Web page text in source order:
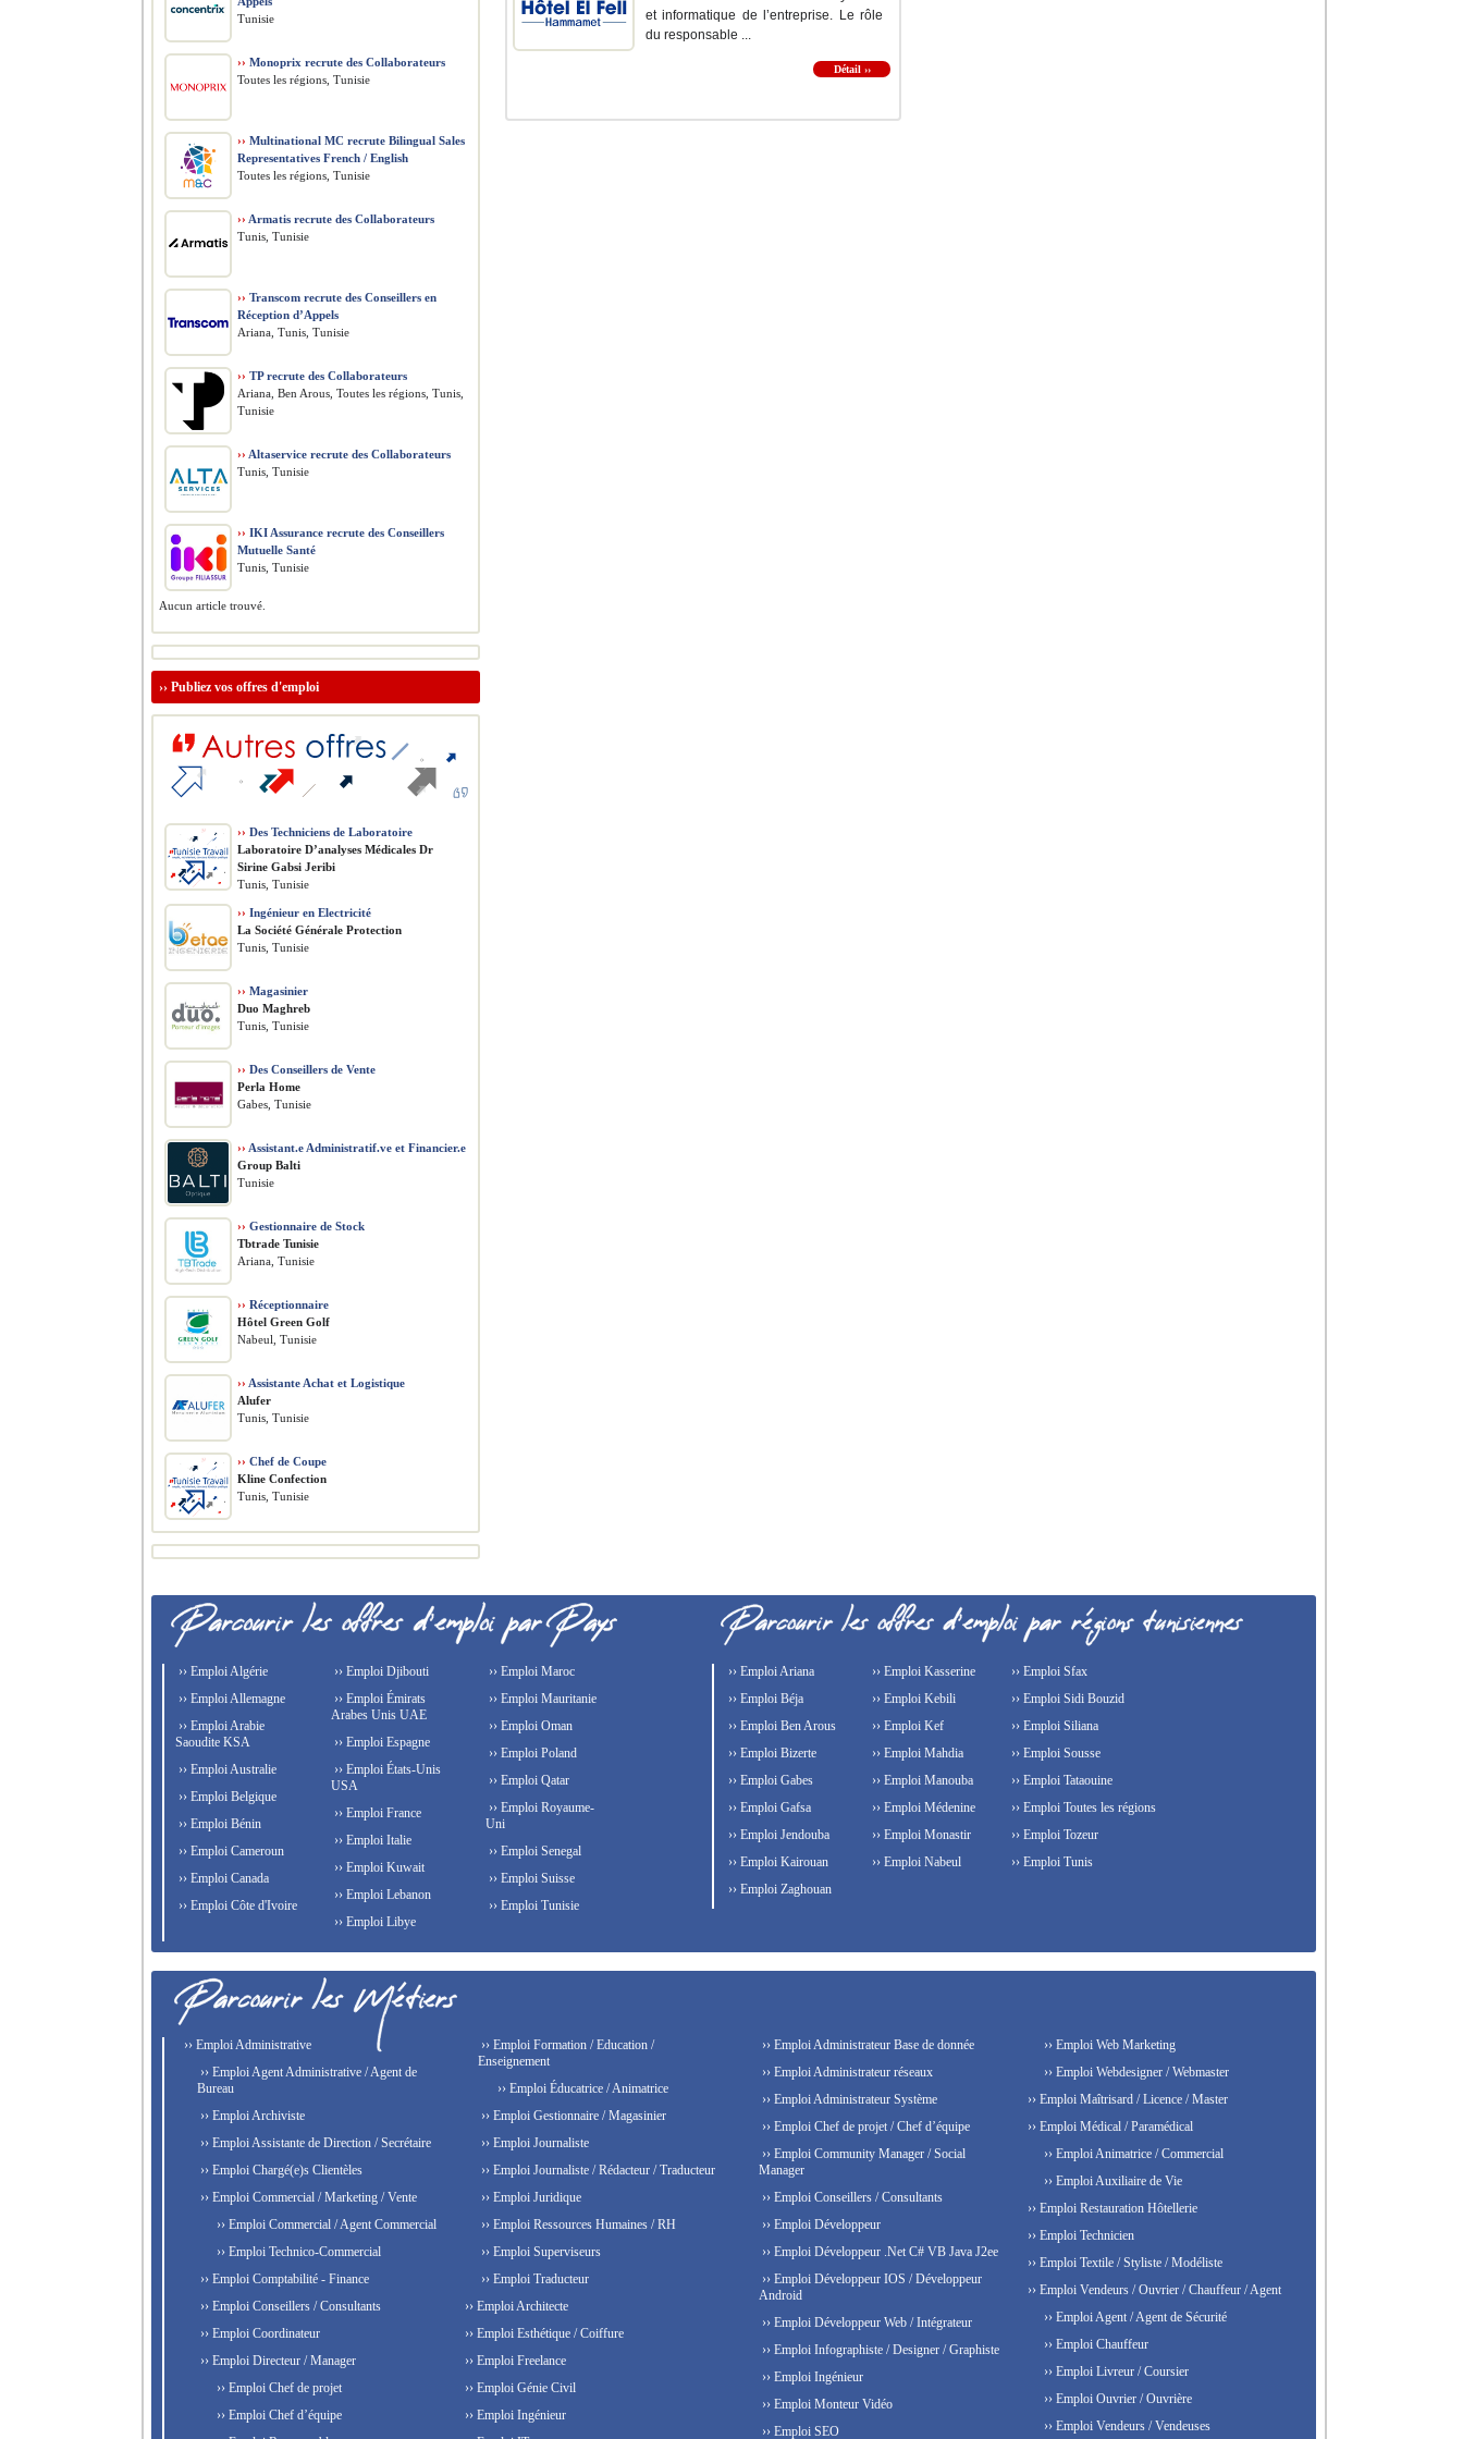
et informatique de l’entreprise. Le rôle
du responsable ...
Détail ››
Tunisie
›› Monoprix recrute des Collaborateurs
Toutes les régions, Tunisie
›› Multinational MC recrute Bilingual Sales
Representatives French / English
Toutes les régions, Tunisie
›› Armatis recrute des Collaborateurs
Tunis, Tunisie
›› Transcom recrute des Conseillers en
Réception d’Appels
Ariana, Tunis, Tunisie
›› TP recrute des Collaborateurs
Ariana, Ben Arous, Toutes les régions, Tunis,
Tunisie
›› Altaservice recrute des Collaborateurs
Tunis, Tunisie
›› IKI Assurance recrute des Conseillers
Mutuelle Santé
Tunis, Tunisie
Aucun article trouvé.
›› Publiez vos offres d'emploi
›› Des Techniciens de Laboratoire
Laboratoire D’analyses Médicales Dr
Sirine Gabsi Jeribi
Tunis, Tunisie
›› Ingénieur en Electricité
La Société Générale Protection
Tunis, Tunisie
›› Magasinier
Duo Maghreb
Tunis, Tunisie
›› Des Conseillers de Vente
Perla Home
Gabes, Tunisie
›› Assistant.e Administratif.ve et Financier.e
Group Balti
Tunisie
›› Gestionnaire de Stock
Tbtrade Tunisie
Ariana, Tunisie
›› Réceptionnaire
Hôtel Green Golf
Nabeul, Tunisie
›› Assistante Achat et Logistique
Alufer
Tunis, Tunisie
›› Chef de Coupe
Kline Confection
Tunis, Tunisie
›› Emploi Algérie
›› Emploi Allemagne
›› Emploi Arabie
Saoudite KSA
›› Emploi Australie
›› Emploi Belgique
›› Emploi Bénin
›› Emploi Cameroun
›› Emploi Canada
›› Emploi Côte d'Ivoire
›› Emploi Djibouti
›› Emploi Émirats
Arabes Unis UAE
›› Emploi Espagne
›› Emploi États-Unis
USA
›› Emploi France
›› Emploi Italie
›› Emploi Kuwait
›› Emploi Lebanon
›› Emploi Libye
›› Emploi Maroc
›› Emploi Mauritanie
›› Emploi Oman
›› Emploi Poland
›› Emploi Qatar
›› Emploi Royaume-
Uni
›› Emploi Senegal
›› Emploi Suisse
›› Emploi Tunisie
›› Emploi Ariana
›› Emploi Béja
›› Emploi Ben Arous
›› Emploi Bizerte
›› Emploi Gabes
›› Emploi Gafsa
›› Emploi Jendouba
›› Emploi Kairouan
›› Emploi Kasserine
›› Emploi Kebili
›› Emploi Kef
›› Emploi Mahdia
›› Emploi Manouba
›› Emploi Médenine
›› Emploi Monastir
›› Emploi Nabeul
›› Emploi Sfax
›› Emploi Sidi Bouzid
›› Emploi Siliana
›› Emploi Sousse
›› Emploi Tataouine
›› Emploi Toutes les régions
›› Emploi Tozeur
›› Emploi Tunis
›› Emploi Zaghouan
›› Emploi Administrative
›› Emploi Agent Administrative / Agent de
Bureau
›› Emploi Archiviste
›› Emploi Assistante de Direction / Secrétaire
›› Emploi Chargé(e)s Clientèles
›› Emploi Commercial / Marketing / Vente
›› Emploi Commercial / Agent Commercial
›› Emploi Technico-Commercial
›› Emploi Comptabilité - Finance
›› Emploi Conseillers / Consultants
›› Emploi Coordinateur
›› Emploi Directeur / Manager
›› Emploi Chef de projet
›› Emploi Chef d’équipe
›› Emploi Formation / Education /
Enseignement
›› Emploi Éducatrice / Animatrice
›› Emploi Gestionnaire / Magasinier
›› Emploi Journaliste
›› Emploi Journaliste / Rédacteur / Traducteur
›› Emploi Juridique
›› Emploi Ressources Humaines / RH
›› Emploi Superviseurs
›› Emploi Traducteur
›› Emploi Architecte
›› Emploi Esthétique / Coiffure
›› Emploi Freelance
›› Emploi Génie Civil
›› Emploi Ingénieur
›› Emploi Administrateur Base de donnée
›› Emploi Administrateur réseaux
›› Emploi Administrateur Système
›› Emploi Chef de projet / Chef d’équipe
›› Emploi Community Manager / Social
Manager
›› Emploi Conseillers / Consultants
›› Emploi Développeur
›› Emploi Développeur .Net C# VB Java J2ee
›› Emploi Développeur IOS / Développeur
Android
›› Emploi Développeur Web / Intégrateur
›› Emploi Infographiste / Designer / Graphiste
›› Emploi Ingénieur
›› Emploi Monteur Vidéo
›› Emploi SEO
›› Emploi Web Marketing
›› Emploi Webdesigner / Webmaster
›› Emploi Maîtrisard / Licence / Master
›› Emploi Médical / Paramédical
›› Emploi Animatrice / Commercial
›› Emploi Auxiliaire de Vie
›› Emploi Restauration Hôtellerie
›› Emploi Technicien
›› Emploi Textile / Styliste / Modéliste
›› Emploi Vendeurs / Ouvrier / Chauffeur / Agent
›› Emploi Agent / Agent de Sécurité
›› Emploi Chauffeur
›› Emploi Livreur / Coursier
›› Emploi Ouvrier / Ouvrière
›› Emploi Vendeurs / Vendeuses